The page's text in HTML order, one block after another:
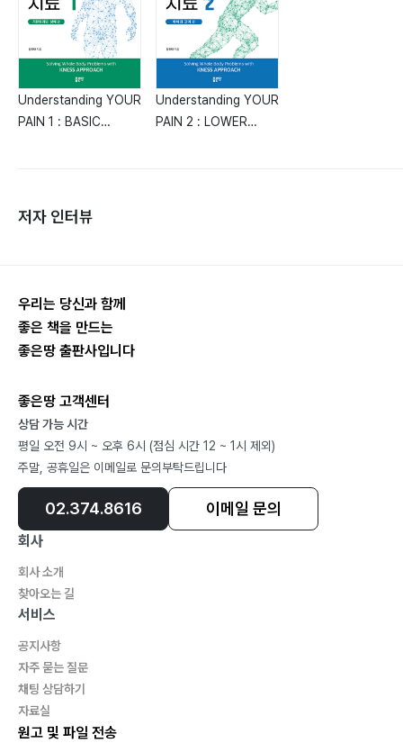
Understanding YOUR
PAIN 1 : BASIC
Understanding YOUR
PAIN 2 : LOWER
저자 인터뷰
우리는 당신과 함께
좋은 책을 만드는
좋은땅 출판사입니다
좋은땅 고객센터
상담 가능 시간
평일 오전 9시 ~ 오후 6시 (점심 시간 12 ~ 1시 제외)
주말, 공휴일은 이메일로 문의부탁드립니다
02.374.8616 이메일 문의
회사
회사 소개
찾아오는 길
서비스
공지사항
자주 묻는 질문
채팅 상담하기
자료실
원고 및 파일 전송